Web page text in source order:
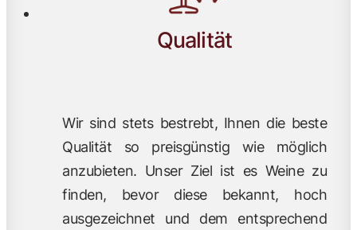
Qualität
Wir sind stets bestrebt, Ihnen die beste
Qualität so preisgünstig wie möglich
anzubieten. Unser Ziel ist es Weine zu
finden, bevor diese bekannt, hoch
ausgezeichnet und dem entsprechend